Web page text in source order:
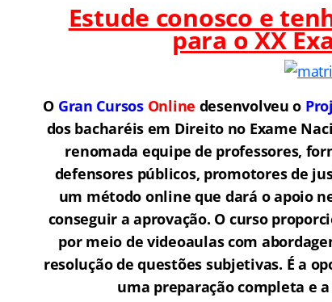
Estude conosco e
para oXX
O Gran Cursos Online desenvolveu o
dos bacharéis em Direito no Exame
renomada equipe de professores,
defensores públicos, promotores de
um método online que dará o apoio
conseguir a aprovação. O curso
por meio de videoaulas com
resolução de questões subjetivas. É a
uma preparação completa e